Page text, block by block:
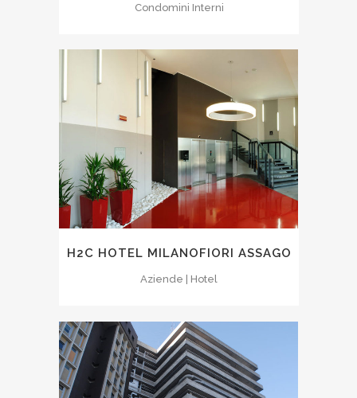
Condomini Interni
H2C HOTEL MILANOFIORI ASSAGO
Aziende | Hotel